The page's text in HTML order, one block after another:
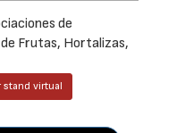
de
Frutas, Hortalizas,
stand virtual